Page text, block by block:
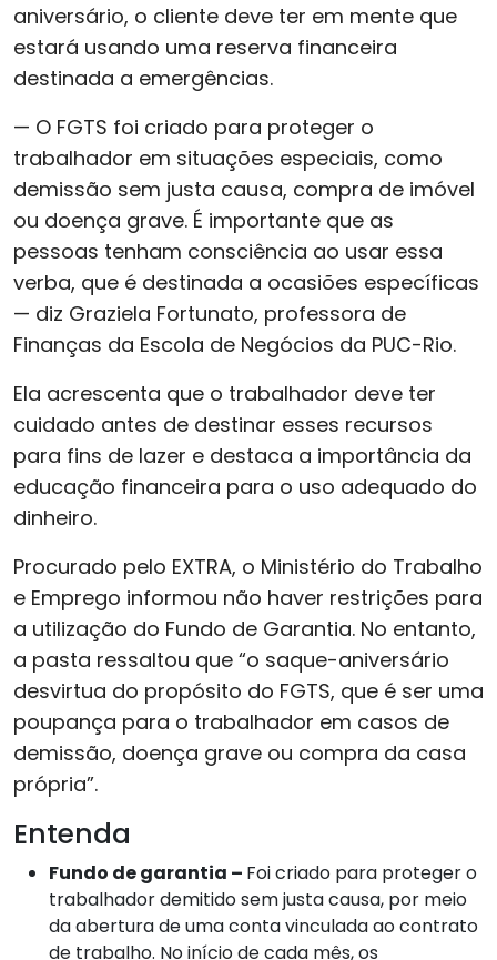
aniversário, o cliente deve ter em mente que
estará usando uma reserva financeira
destinada a emergências.
— O FGTS foi criado para proteger o
trabalhador em situações especiais, como
demissão sem justa causa, compra de imóvel
ou doença grave. É importante que as
pessoas tenham consciência ao usar essa
verba, que é destinada a ocasiões específicas
— diz Graziela Fortunato, professora de
Finanças da Escola de Negócios da PUC-Rio.
Ela acrescenta que o trabalhador deve ter
cuidado antes de destinar esses recursos
para fins de lazer e destaca a importância da
educação financeira para o uso adequado do
dinheiro.
Procurado pelo EXTRA, o Ministério do Trabalho
e Emprego informou não haver restrições para
a utilização do Fundo de Garantia. No entanto,
a pasta ressaltou que “o saque-aniversário
desvirtua do propósito do FGTS, que é ser uma
poupança para o trabalhador em casos de
demissão, doença grave ou compra da casa
própria”.
Entenda
Fundo de garantia – Foi criado para proteger o
trabalhador demitido sem justa causa, por meio
da abertura de uma conta vinculada ao contrato
de trabalho. No início de cada mês, os